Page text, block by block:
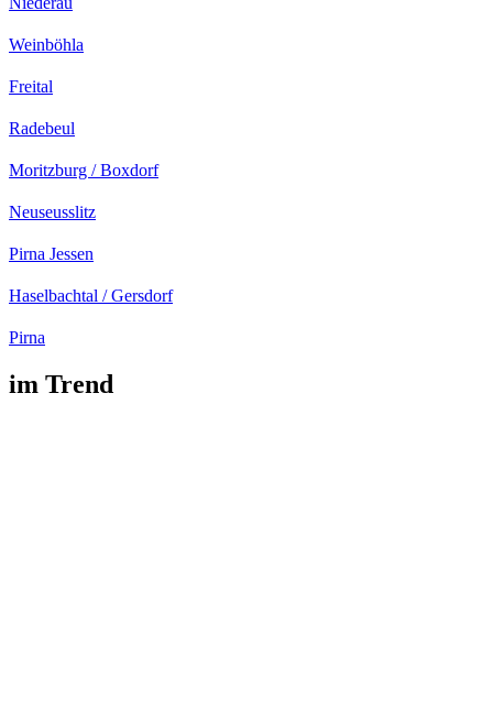
Weinböhla
Freital
Radebeul
Moritzburg / Boxdorf
Neuseusslitz
Pirna Jessen
Haselbachtal / Gersdorf
Pirna
im Trend